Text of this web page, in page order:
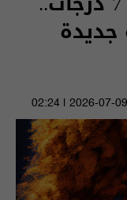
جديدة
2026-07-09 | 02:24